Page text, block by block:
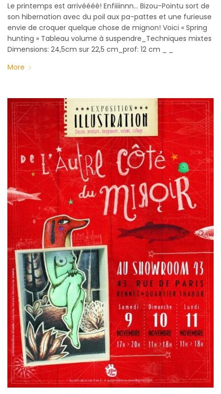
Le printemps est arrivéééé! Enfiiiinnn… Bizou-Pointu sort de
son hibernation avec du poil aux pa-pattes et une furieuse
envie de croquer quelque chose de mignon! Voici « Spring
hunting » Tableau volume à suspendre_Techniques mixtes
Dimensions: 24,5cm sur 22,5 cm_prof: 12 cm _ _
More